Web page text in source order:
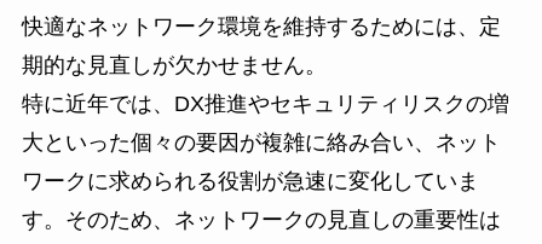
快適なネットワーク環境を維持するためには、定
期的な見直しが欠かせません。
特に近年では、DX推進やセキュリティリスクの増
大といった個々の要因が複雑に絡み合い、ネット
ワークに求められる役割が急速に変化していま
す。そのため、ネットワークの見直しの重要性は